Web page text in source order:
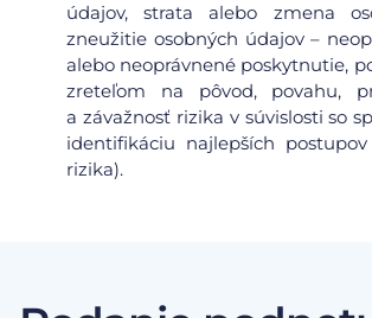
údajov, strata alebo zmena
zneužitie osobných údajov –
alebo neoprávnené poskytnutie,
zreteľom na pôvod, povahu,
a závažnosť rizika v súvislosti so
identifikáciu najlepších
rizika).